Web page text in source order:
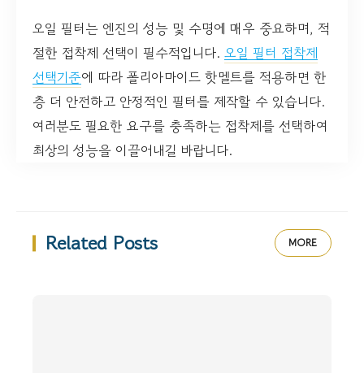
오일 필터는 엔진의 성능 및 수명에 매우 중요하며, 적
절한 접착제 선택이 필수적입니다. 오일 필터 접착제
선택기준에 따라 폴리아마이드 핫멜트를 적용하면 한
층 더 안전하고 안정적인 필터를 제작할 수 있습니다.
여러분도 필요한 요구를 충족하는 접착제를 선택하여
최상의 성능을 이끌어내길 바랍니다.
Related Posts MORE